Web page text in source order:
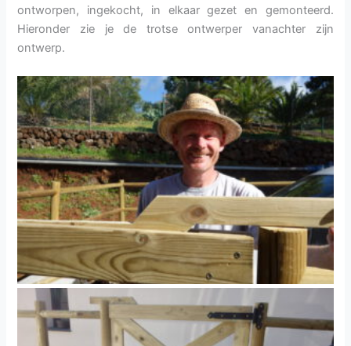
ontworpen, ingekocht, in elkaar gezet en gemonteerd.
Hieronder zie je de trotse ontwerper vanachter zijn
ontwerp.